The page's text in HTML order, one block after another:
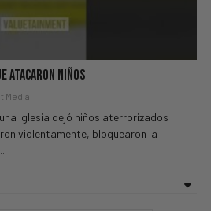
Atacaron Niños
Media
iglesia dejó niños aterrorizados
violentamente, bloquearon la